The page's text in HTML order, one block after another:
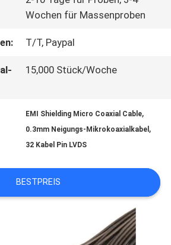
Wochen für Massenproben
T/T, Paypal
15,000 Stück/Woche
EMI Shielding Micro Coaxial Cable,
0.3mm Neigungs-Mikrokoaxialkabel ,
32 Kabel Pin LVDS
BESTPREIS